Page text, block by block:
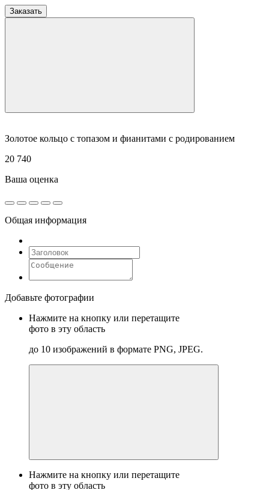
Заказать
Золотое кольцо с топазом и фианитами с родированием
20 740
Ваша оценка
Общая информация
Добавьте фотографии
Нажмите на кнопку или перетащите
фото в эту область
до 10 изображений в формате PNG, JPEG.
Нажмите на кнопку или перетащите
фото в эту область